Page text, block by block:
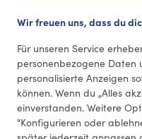
276
Wir freuen uns, dass du
Für unseren Service
personenbezogene Daten
personalisierte Anzeigen
können. Wenn du „Alles
einverstanden. Weitere
"Konfigurieren oder